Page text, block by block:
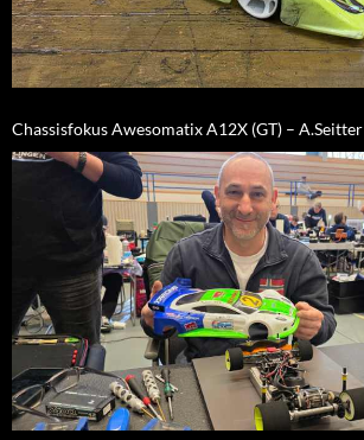
Chassisfokus Awesomatix A12X (GT) – A.Seitter